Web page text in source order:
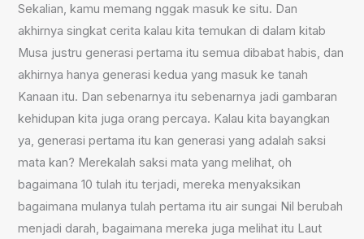
Sekalian, kamu memang nggak masuk ke situ. Dan
akhirnya singkat cerita kalau kita temukan di dalam kitab
Musa justru generasi pertama itu semua dibabat habis, dan
akhirnya hanya generasi kedua yang masuk ke tanah
Kanaan itu. Dan sebenarnya itu sebenarnya jadi gambaran
kehidupan kita juga orang percaya. Kalau kita bayangkan
ya, generasi pertama itu kan generasi yang adalah saksi
mata kan? Merekalah saksi mata yang melihat, oh
bagaimana 10 tulah itu terjadi, mereka menyaksikan
bagaimana mulanya tulah pertama itu air sungai Nil berubah
menjadi darah, bagaimana mereka juga melihat itu Laut